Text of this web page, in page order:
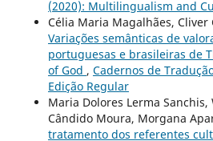
(2020): Multilingualism and
Célia Maria Magalhães, Cliver
Variações semânticas de
portuguesas e brasileiras de
of God , Cadernos de
Edição Regular
Maria Dolores Lerma
Cândido Moura, Morgana
tratamento dos referentes